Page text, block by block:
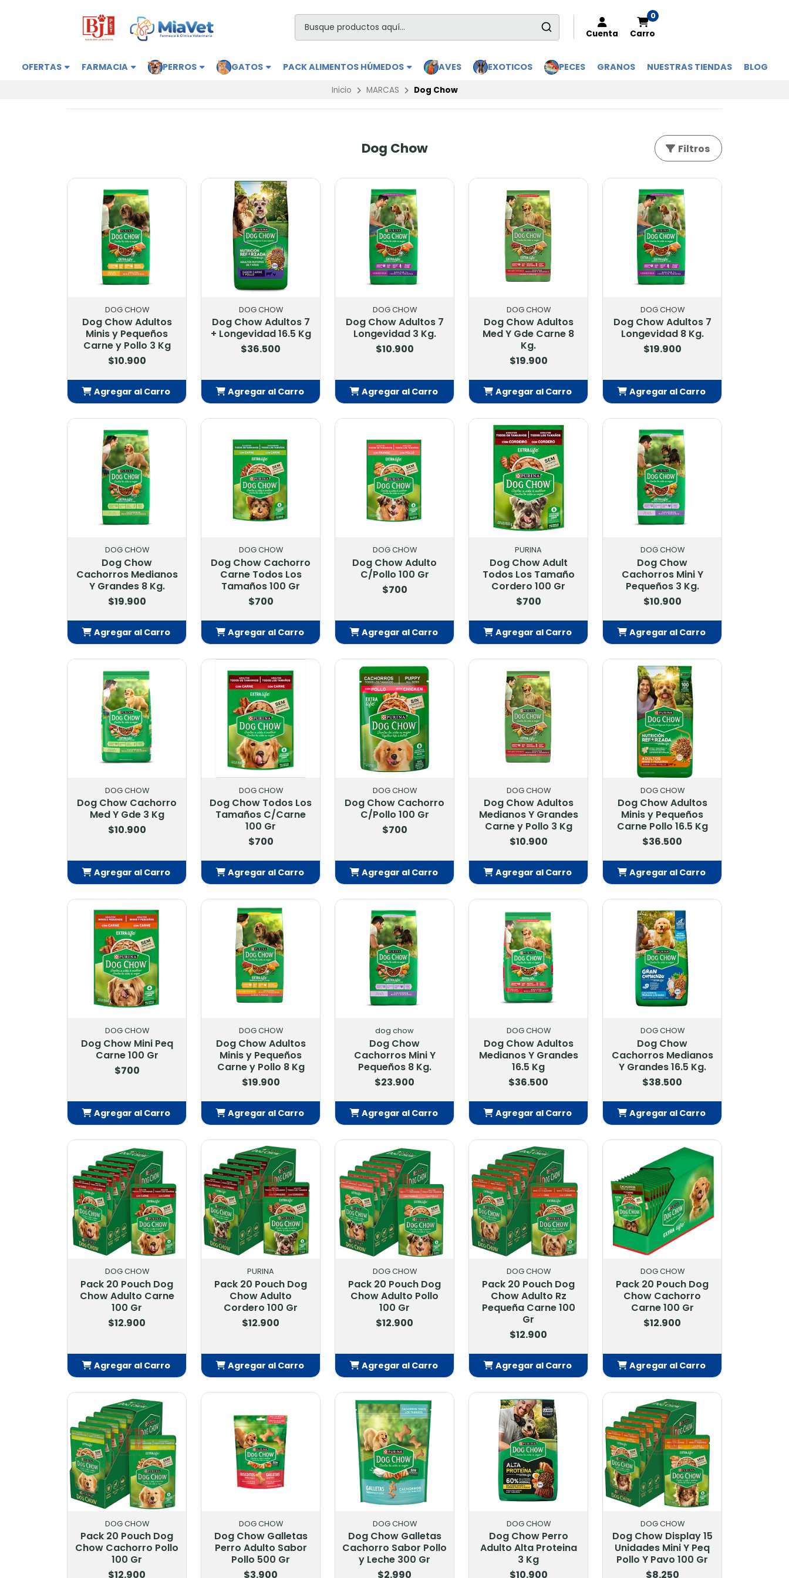
Cuenta
0
Carro
OFERTAS FARMACIA PERROS GATOS PACK ALIMENTOS HÚMEDOS AVES EXOTICOS PECES GRANOS NUESTRAS TIENDAS BLOG
Inicio MARCAS Dog Chow
Dog Chow Filtros
DOG CHOW
Dog Chow Adultos
Minis y Pequeños
Carne y Pollo 3 Kg
$10.900
Agregar al Carro
Añadido
DOG CHOW
Dog Chow Adultos 7
+ Longevidad 16.5 Kg
$36.500
Agregar al Carro
Añadido
DOG CHOW
Dog Chow Adultos 7
Longevidad 3 Kg.
$10.900
Agregar al Carro
Añadido
DOG CHOW
Dog Chow Adultos
Med Y Gde Carne 8
Kg.
$19.900
Agregar al Carro
Añadido
DOG CHOW
Dog Chow Adultos 7
Longevidad 8 Kg.
$19.900
Agregar al Carro
Añadido
DOG CHOW
Dog Chow
Cachorros Medianos
Y Grandes 8 Kg.
$19.900
Agregar al Carro
DOG CHOW
Dog Chow Cachorro
Carne Todos Los
Tamaños 100 Gr
$700
Agregar al Carro
DOG CHOW
Dog Chow Adulto
C/Pollo 100 Gr
$700
Agregar al Carro
PURINA
Dog Chow Adult
Todos Los Tamaño
Cordero 100 Gr
$700
Agregar al Carro
DOG CHOW
Dog Chow
Cachorros Mini Y
Pequeños 3 Kg.
$10.900
Agregar al Carro
DOG CHOW
Dog Chow Cachorro
Med Y Gde 3 Kg
$10.900
Agregar al Carro
Añadido
DOG CHOW
Dog Chow Todos Los
Tamaños C/Carne
100 Gr
$700
Agregar al Carro
Añadido
DOG CHOW
Dog Chow Cachorro
C/Pollo 100 Gr
$700
Agregar al Carro
Añadido
DOG CHOW
Dog Chow Adultos
Medianos Y Grandes
Carne y Pollo 3 Kg
$10.900
Agregar al Carro
Añadido
DOG CHOW
Dog Chow Adultos
Minis y Pequeños
Carne Pollo 16.5 Kg
$36.500
Agregar al Carro
Añadido
DOG CHOW
Dog Chow Mini Peq
Carne 100 Gr
$700
Agregar al Carro
DOG CHOW
Dog Chow Adultos
Minis y Pequeños
Carne y Pollo 8 Kg
$19.900
Agregar al Carro
dog chow
Dog Chow
Cachorros Mini Y
Pequeños 8 Kg.
$23.900
Agregar al Carro
DOG CHOW
Dog Chow Adultos
Medianos Y Grandes
16.5 Kg
$36.500
Agregar al Carro
DOG CHOW
Dog Chow
Cachorros Medianos
Y Grandes 16.5 Kg.
$38.500
Agregar al Carro
DOG CHOW
Pack 20 Pouch Dog
Chow Adulto Carne
100 Gr
$12.900
Agregar al Carro
PURINA
Pack 20 Pouch Dog
Chow Adulto
Cordero 100 Gr
$12.900
Agregar al Carro
DOG CHOW
Pack 20 Pouch Dog
Chow Adulto Pollo
100 Gr
$12.900
Agregar al Carro
DOG CHOW
Pack 20 Pouch Dog
Chow Adulto Rz
Pequeña Carne 100
Gr
$12.900
Agregar al Carro
DOG CHOW
Pack 20 Pouch Dog
Chow Cachorro
Carne 100 Gr
$12.900
Agregar al Carro
DOG CHOW
Pack 20 Pouch Dog
Chow Cachorro Pollo
100 Gr
$12.900
DOG CHOW
Dog Chow Galletas
Perro Adulto Sabor
Pollo 500 Gr
$3.900
DOG CHOW
Dog Chow Galletas
Cachorro Sabor Pollo
y Leche 300 Gr
$2.990
DOG CHOW
Dog Chow Perro
Adulto Alta Proteina
3 Kg
$10.900
DOG CHOW
Dog Chow Display 15
Unidades Mini Y Peq
Pollo Y Pavo 100 Gr
$8.250